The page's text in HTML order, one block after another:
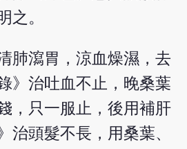
之。
肺瀉胃，涼血燥濕，去
》治吐血不止，晚桑葉
，只一服止，後用補肝
治頭髮不長，用桑葉、